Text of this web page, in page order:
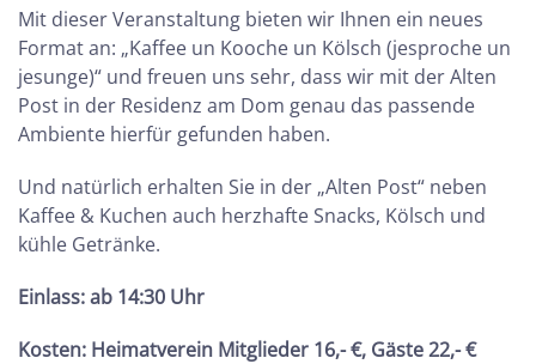
Mit dieser Veranstaltung bieten wir Ihnen ein neues
Format an: „Kaffee un Kooche un Kölsch (jesproche un
jesunge)“ und freuen uns sehr, dass wir mit der Alten
Post in der Residenz am Dom genau das passende
Ambiente hierfür gefunden haben.
Und natürlich erhalten Sie in der „Alten Post“ neben
Kaffee & Kuchen auch herzhafte Snacks, Kölsch und
kühle Getränke.
Einlass: ab 14:30 Uhr
Kosten: Heimatverein Mitglieder 16,- €, Gäste 22,- €